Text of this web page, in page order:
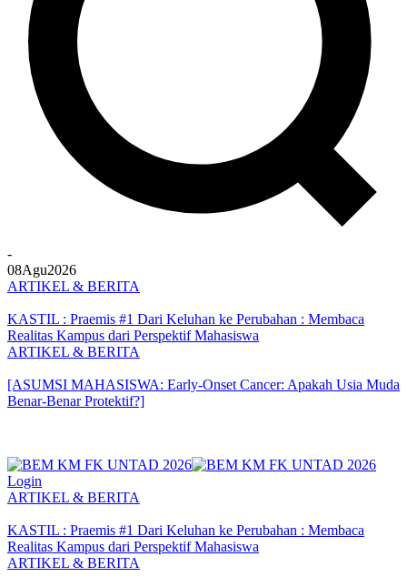
-
08Agu2026
ARTIKEL & BERITA
KASTIL : Praemis #1 Dari Keluhan ke Perubahan : Membaca
Realitas Kampus dari Perspektif Mahasiswa
ARTIKEL & BERITA
[ASUMSI MAHASISWA: Early-Onset Cancer: Apakah Usia Muda
Benar-Benar Protektif?]
Login
ARTIKEL & BERITA
KASTIL : Praemis #1 Dari Keluhan ke Perubahan : Membaca
Realitas Kampus dari Perspektif Mahasiswa
ARTIKEL & BERITA